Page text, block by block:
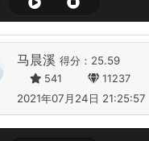
马晨溪 得分：25.59
541 11237
2021年07月24日 21:25:57